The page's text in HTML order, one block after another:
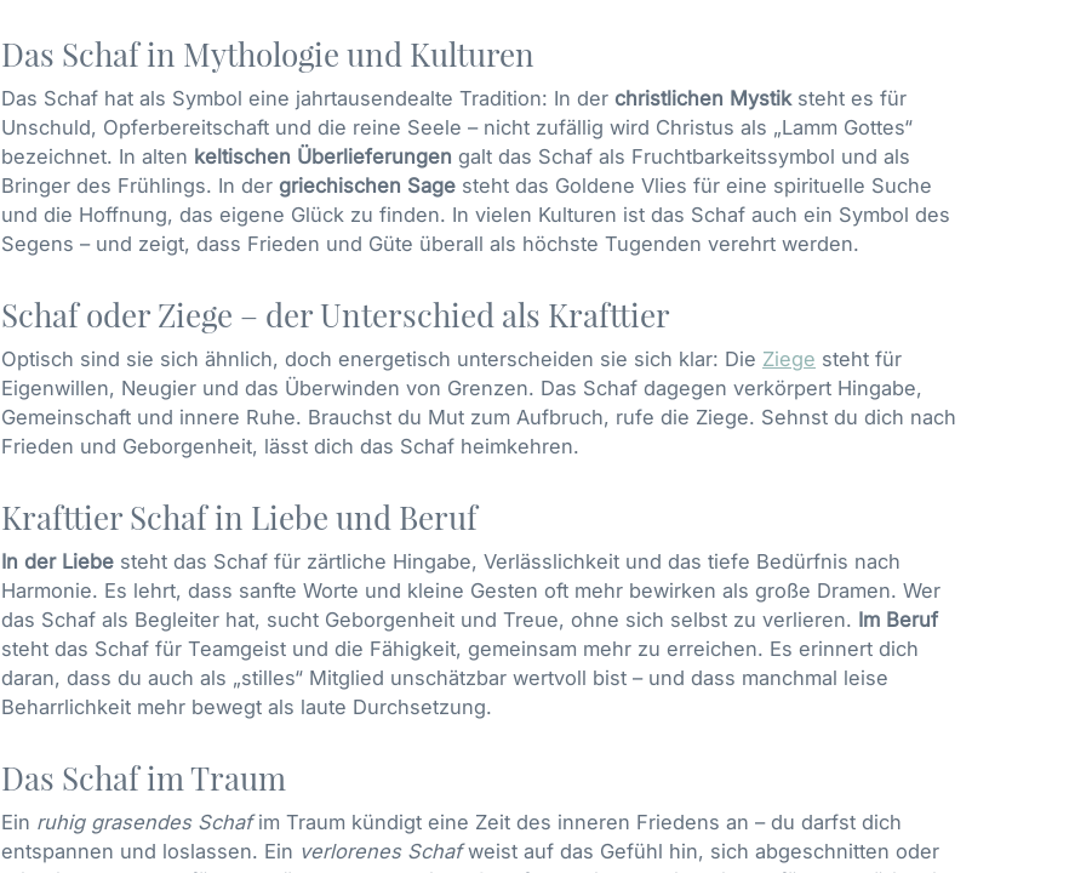
Das Schaf in Mythologie und Kulturen
Das Schaf hat als Symbol eine jahrtausendealte Tradition: In der christlichen Mystiksteht es für
Unschuld, Opferbereitschaft und die reine Seele – nicht zufällig wird Christus als „Lamm Gottes“
bezeichnet. In alten keltischen Überlieferungen galt das Schaf als Fruchtbarkeitssymbol und als
Bringer des Frühlings. In der griechischen Sage steht das Goldene Vlies für eine spirituelle Suche
und die Hoffnung, das eigene Glück zu finden. In vielen Kulturen ist das Schaf auch ein Symbol des
Segens – und zeigt, dass Frieden und Güte überall als höchste Tugenden verehrt werden.
Schaf oder Ziege – der Unterschied als Krafttier
Optisch sind sie sich ähnlich, doch energetisch unterscheiden sie sich klar: Die Ziege steht für
Eigenwillen, Neugier und das Überwinden von Grenzen. Das Schaf dagegen verkörpert Hingabe,
Gemeinschaft und innere Ruhe. Brauchst du Mut zum Aufbruch, rufe die Ziege. Sehnst du dich nach
Frieden und Geborgenheit, lässt dich das Schaf heimkehren.
Krafttier Schaf in Liebe und Beruf
In der Liebe steht das Schaf für zärtliche Hingabe, Verlässlichkeit und das tiefe Bedürfnis nach
Harmonie. Es lehrt, dass sanfte Worte und kleine Gesten oft mehr bewirken als große Dramen. Wer
das Schaf als Begleiter hat, sucht Geborgenheit und Treue, ohne sich selbst zu verlieren. Im Beruf
steht das Schaf für Teamgeist und die Fähigkeit, gemeinsam mehr zu erreichen. Es erinnert dich
daran, dass du auch als „stilles“ Mitglied unschätzbar wertvoll bist – und dass manchmal leise
Beharrlichkeit mehr bewegt als laute Durchsetzung.
Das Schaf im Traum
Ein ruhig grasendes Schafim Traum kündigt eine Zeit des inneren Friedens an – du darfst dich
entspannen und loslassen. Ein verlorenes Schafweist auf das Gefühl hin, sich abgeschnitten oder